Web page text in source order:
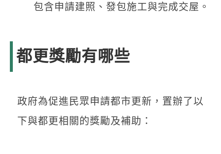
包含申請建照、發包施工與完成交屋。
都更獎勵有哪些
政府為促進民眾申請都市更新，置辦了以
下與都更相關的獎勵及補助：